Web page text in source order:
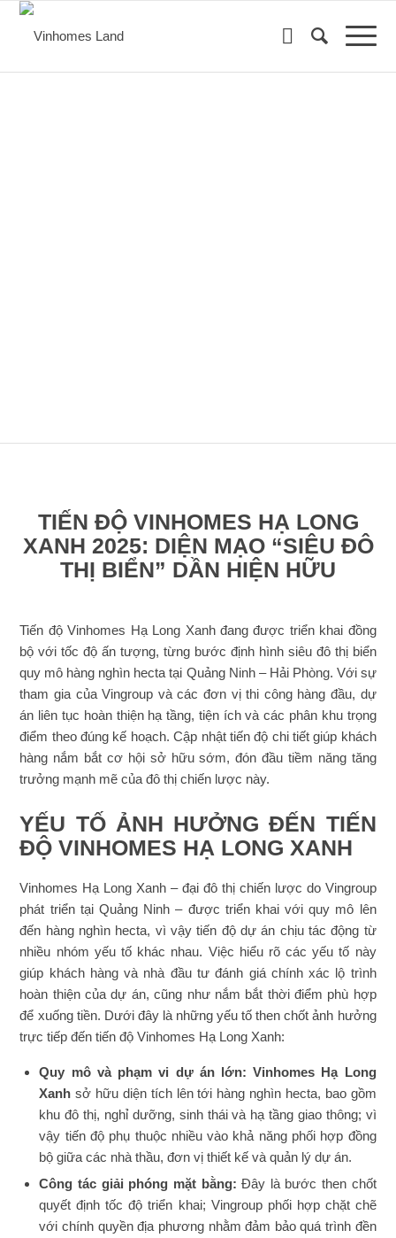
TIẾN ĐỘ VINHOMES HẠ LONG
XANH 2025: DIỆN MẠO “SIÊU ĐÔ
THỊ BIỂN” DẦN HIỆN HỮU
Tiến độ Vinhomes Hạ Long Xanh đang được triển khai đồng
bộ với tốc độ ấn tượng, từng bước định hình siêu đô thị biển
quy mô hàng nghìn hecta tại Quảng Ninh – Hải Phòng. Với sự
tham gia của Vingroup và các đơn vị thi công hàng đầu, dự
án liên tục hoàn thiện hạ tầng, tiện ích và các phân khu trọng
điểm theo đúng kế hoạch. Cập nhật tiến độ chi tiết giúp khách
hàng nắm bắt cơ hội sở hữu sớm, đón đầu tiềm năng tăng
trưởng mạnh mẽ của đô thị chiến lược này.
YẾU TỐ ẢNH HƯỞNG ĐẾN TIẾN
ĐỘ VINHOMES HẠ LONG XANH
Vinhomes Hạ Long Xanh – đại đô thị chiến lược do Vingroup
phát triển tại Quảng Ninh – được triển khai với quy mô lên
đến hàng nghìn hecta, vì vậy tiến độ dự án chịu tác động từ
nhiều nhóm yếu tố khác nhau. Việc hiểu rõ các yếu tố này
giúp khách hàng và nhà đầu tư đánh giá chính xác lộ trình
hoàn thiện của dự án, cũng như nắm bắt thời điểm phù hợp
để xuống tiền. Dưới đây là những yếu tố then chốt ảnh hưởng
trực tiếp đến tiến độ Vinhomes Hạ Long Xanh:
Quy mô và phạm vi dự án lớn:Vinhomes Hạ Long
Xanh sở hữu diện tích lên tới hàng nghìn hecta, bao gồm
khu đô thị, nghỉ dưỡng, sinh thái và hạ tầng giao thông; vì
vậy tiến độ phụ thuộc nhiều vào khả năng phối hợp đồng
bộ giữa các nhà thầu, đơn vị thiết kế và quản lý dự án.
Công tác giải phóng mặt bằng:Đây là bước then chốt
quyết định tốc độ triển khai; Vingroup phối hợp chặt chẽ
với chính quyền địa phương nhằm đảm bảo quá trình đền